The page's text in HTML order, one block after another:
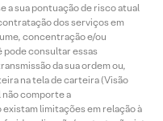
a sua pontuação de risco atual
dos serviços em
concentração e/ou
pode consultar essas
da sua ordem ou,
na tela de carteira (Visão
não comporte a
limitações em relação à